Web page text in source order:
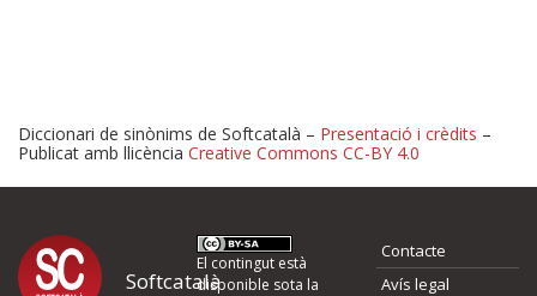
Proposeu-nos millores o
d'errors
Diccionari de sinònims de Softcatalà – Presentació i crèdits –
Publicat amb llicència Creative Commons CC-BY 4.0
Softcatalà
El contingut està
disponible sota la
Contacte
Avís legal